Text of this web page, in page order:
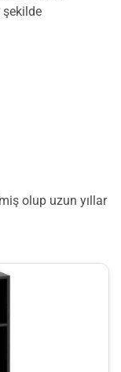
şekilde
olup uzun yıllar